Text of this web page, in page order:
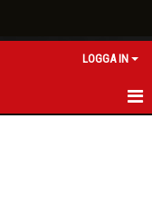
LOGGA IN